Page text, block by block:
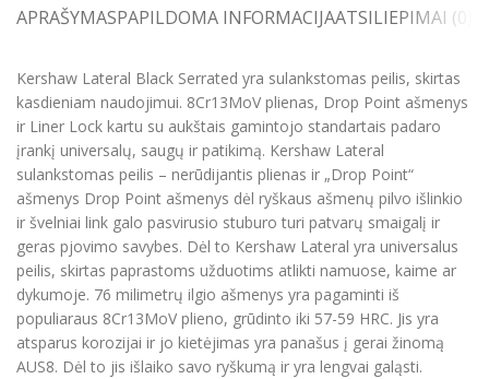
APRAŠYMASPAPILDOMA INFORMACIJAATSILIEPIMAI (0)
Kershaw Lateral Black Serrated yra sulankstomas peilis, skirtas
kasdieniam naudojimui. 8Cr13MoV plienas, Drop Point ašmenys
ir Liner Lock kartu su aukštais gamintojo standartais padaro
įrankį universalų, saugų ir patikimą. Kershaw Lateral
sulankstomas peilis – nerūdijantis plienas ir „Drop Point“
ašmenys Drop Point ašmenys dėl ryškaus ašmenų pilvo išlinkio
ir švelniai link galo pasvirusio stuburo turi patvarų smaigalį ir
geras pjovimo savybes. Dėl to Kershaw Lateral yra universalus
peilis, skirtas paprastoms užduotims atlikti namuose, kaime ar
dykumoje. 76 milimetrų ilgio ašmenys yra pagaminti iš
populiaraus 8Cr13MoV plieno, grūdinto iki 57-59 HRC. Jis yra
atsparus korozijai ir jo kietėjimas yra panašus į gerai žinomą
AUS8. Dėl to jis išlaiko savo ryškumą ir yra lengvai galąsti.